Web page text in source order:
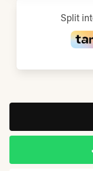
Split